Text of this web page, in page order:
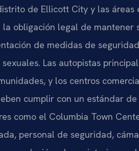
de Ellicott City y las
obligación legal de mantener
de medidas de
Las autopistas
y los centros
cumplir con un estándar
como el Columbia Town
personal de seguridad,